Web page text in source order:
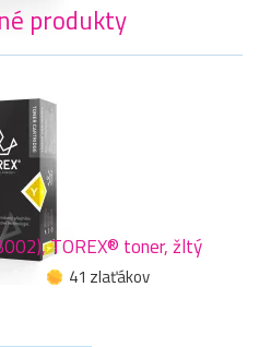
produkty
TOREX® toner, žltý
41 zlaťákov